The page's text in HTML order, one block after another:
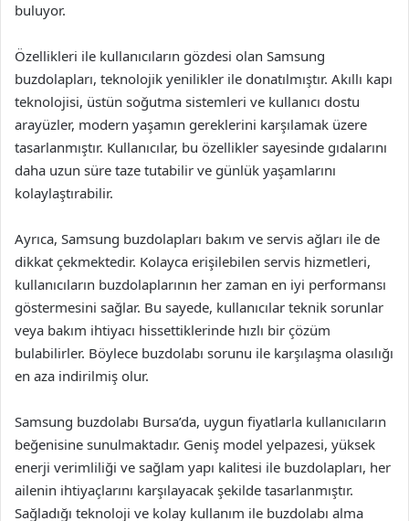
buluyor.
Özellikleri ile kullanıcıların gözdesi olan Samsung
buzdolapları, teknolojik yenilikler ile donatılmıştır. Akıllı kapı
teknolojisi, üstün soğutma sistemleri ve kullanıcı dostu
arayüzler, modern yaşamın gereklerini karşılamak üzere
tasarlanmıştır. Kullanıcılar, bu özellikler sayesinde gıdalarını
daha uzun süre taze tutabilir ve günlük yaşamlarını
kolaylaştırabilir.
Ayrıca, Samsung buzdolapları bakım ve servis ağları ile de
dikkat çekmektedir. Kolayca erişilebilen servis hizmetleri,
kullanıcıların buzdolaplarının her zaman en iyi performansı
göstermesini sağlar. Bu sayede, kullanıcılar teknik sorunlar
veya bakım ihtiyacı hissettiklerinde hızlı bir çözüm
bulabilirler. Böylece buzdolabı sorunu ile karşılaşma olasılığı
en aza indirilmiş olur.
Samsung buzdolabı Bursa’da, uygun fiyatlarla kullanıcıların
beğenisine sunulmaktadır. Geniş model yelpazesi, yüksek
enerji verimliliği ve sağlam yapı kalitesi ile buzdolapları, her
ailenin ihtiyaçlarını karşılayacak şekilde tasarlanmıştır.
Sağladığı teknoloji ve kolay kullanım ile buzdolabı alma